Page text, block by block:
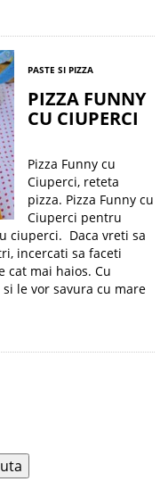
PASTE SI PIZZA
PIZZA FUNNY
CU CIUPERCI
Pizza Funny cu
Ciuperci, reteta
pizza. Pizza Funny cu
Ciuperci pentru
ciuperci. Daca vreti sa
incercati sa faceti
cat mai haios. Cu
le vor savura cu mare